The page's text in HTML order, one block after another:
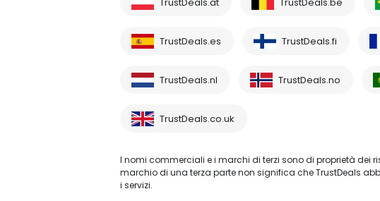
TrustDeals.es TrustDeals.fi
TrustDeals.nl TrustDeals.no
TrustDeals.co.uk
I nomi commerciali e i marchi di terzi sono di proprietà dei
marchio di una terza parte non significa che TrustDeals
i servizi.